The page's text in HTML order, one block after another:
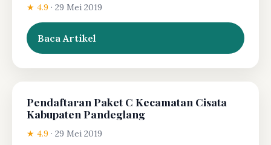
★ 4.9 · 29 Mei 2019
Baca Artikel
Pendaftaran Paket C Kecamatan Cisata
Kabupaten Pandeglang
★ 4.9 · 29 Mei 2019